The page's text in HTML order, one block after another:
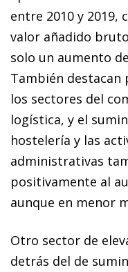
entre 2010 y 2019,
valor añadido
solo un aumento
También
los sectores del
logística, y el
hostelería y las
administrativas
positivamente al
aunque en menor
Otro sector de
detrás del de